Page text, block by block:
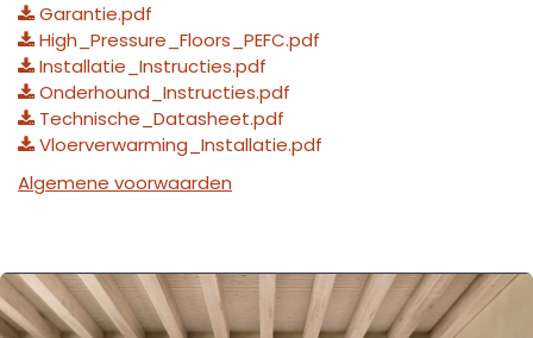
Garantie.pdf
High_Pressure_Floors_PEFC.pdf
Installatie_Instructies.pdf
Onderhound_Instructies.pdf
Technische_Datasheet.pdf
Vloerverwarming_Installatie.pdf
Algemene voorwaarden